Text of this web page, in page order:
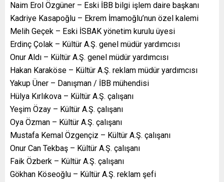
Naim Erol Özgüner – Eski İBB bilgi işlem daire başkanı
Kadriye Kasapoğlu – Ekrem İmamoğlu’nun özel kalemi
Melih Geçek – Eski İSBAK yönetim kurulu üyesi
Erdinç Çolak – Kültür A.Ş. genel müdür yardımcısı
Onur Aldı – Kültür A.Ş. genel müdür yardımcısı
Hakan Karaköse – Kültür A.Ş. reklam müdür yardımcısı
Yakup Üner – Danışman / İBB mühendisi
Hülya Kırlıkova – Kültür A.Ş. çalışanı
Yeşim Özay – Kültür A.Ş. çalışanı
Oya Özman – Kültür A.Ş. çalışanı
Mustafa Kemal Özgençiz – Kültür A.Ş. çalışanı
Onur Can Tekbaş – Kültür A.Ş. çalışanı
Faik Özberk – Kültür A.Ş. çalışanı
Gökhan Köseoğlu – Kültür A.Ş. reklam şefi